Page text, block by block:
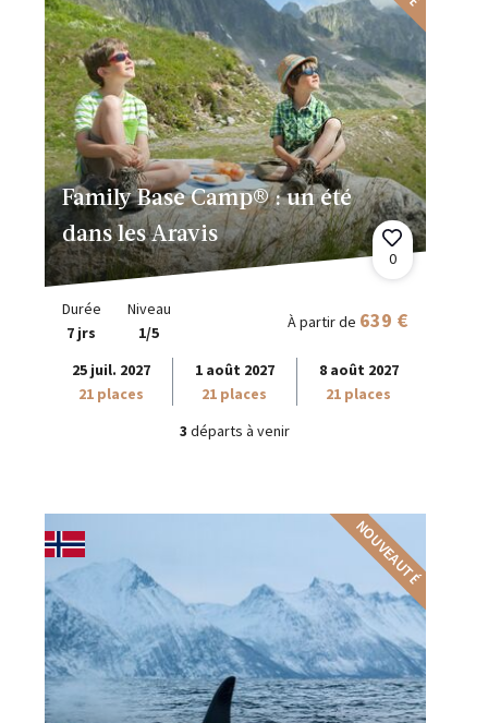
Family Base Camp® : un été
dans les Aravis
0
Durée
7 jrs
Niveau
1/5
À partir de 639 €
25 juil. 2027
21 places
1 août 2027
21 places
8 août 2027
21 places
3 départs à venir
NOUVEAUTÉ